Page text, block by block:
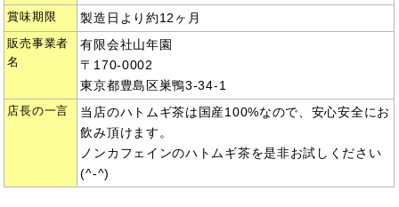
賞味期限 製造日より約12ヶ月
販売事業者
名
有限会社山年園
〒170-0002
東京都豊島区巣鴨3-34-1
店長の一言
当店のハトムギ茶は国産100%なので、安心安全にお
飲み頂けます。
ノンカフェインのハトムギ茶を是非お試しください
(^-^)